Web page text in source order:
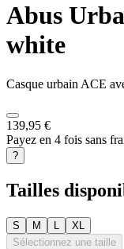
Abus
white
Casque urbain ACE
139,95 €
Payez en 4 fois sans
?
Tailles
S M L
XL
Sélectionnez une taille